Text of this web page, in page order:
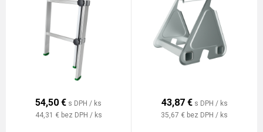
54,50 € s DPH / ks
44,31 € bez DPH / ks
43,87 € s DPH / ks
35,67 € bez DPH / ks